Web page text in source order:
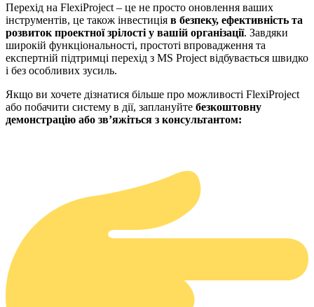
Перехід на FlexiProject – це не просто оновлення ваших
інструментів, це також інвестиція в безпеку, ефективність та
розвиток проектної зрілості у вашій організації. Завдяки
широкій функціональності, простоті впровадження та
експертній підтримці перехід з MS Project відбувається швидко
і без особливих зусиль.
Якщо ви хочете дізнатися більше про можливості FlexiProject
або побачити систему в дії, заплануйте безкоштовну
демонстрацію або зв’яжіться з консультантом: